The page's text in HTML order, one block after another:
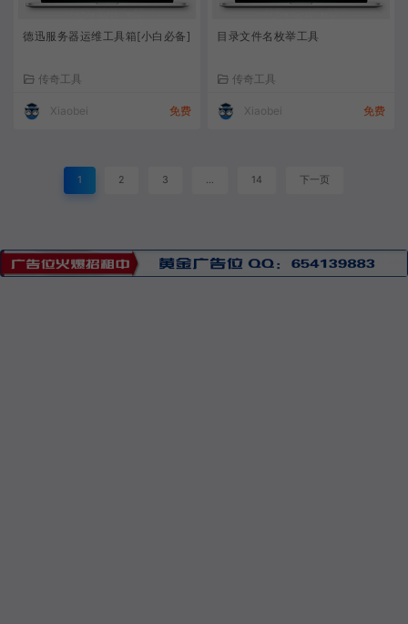
德迅服务器运维工具箱[小白必备]
传奇工具
Xiaobei 免费
目录文件名枚举工具
传奇工具
Xiaobei 免费
1 2 3 … 14 下一页